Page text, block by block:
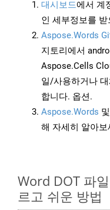
대시보드에서 계
인 세부정보를 받
Aspose.Words
지토리에서
Aspose.Cells
일/사용하거나
합니다. 옵션.
Aspose.Words 및
해 자세히 알아보
Word DOT 파
르고 쉬운 방법